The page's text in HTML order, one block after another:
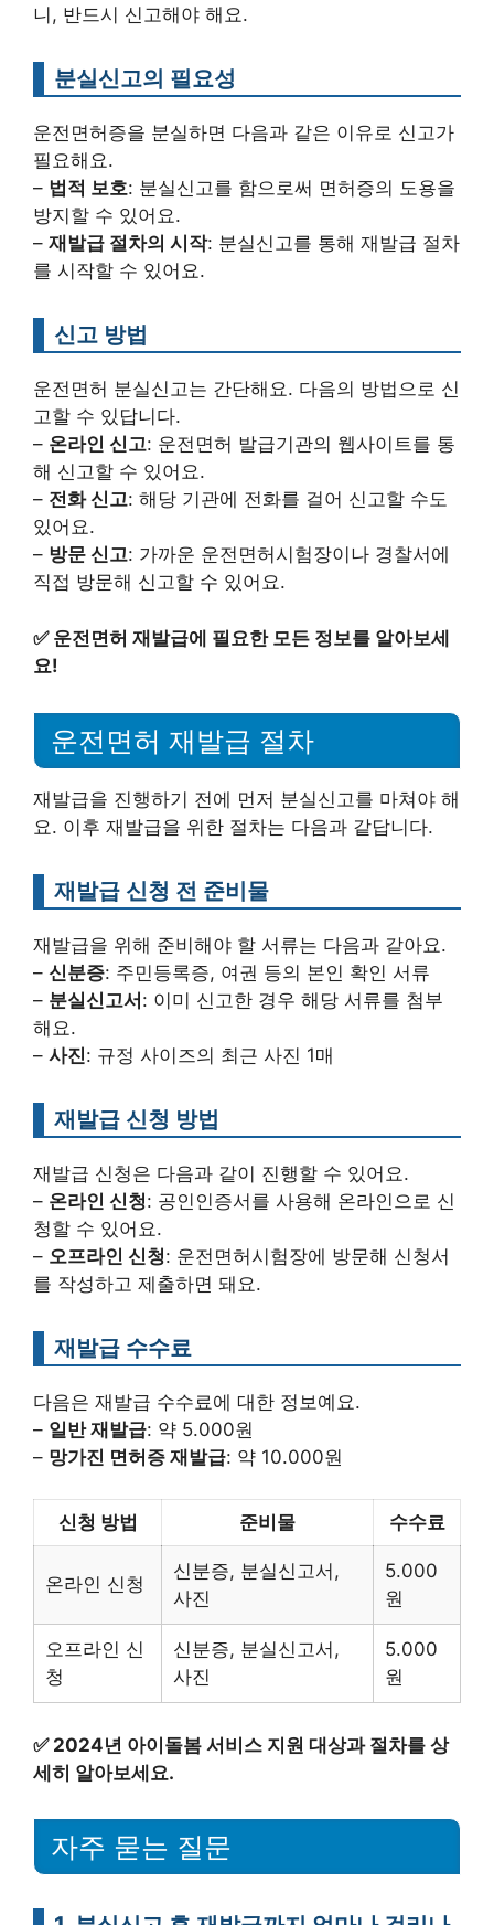
니, 반드시 신고해야 해요.
분실신고의 필요성
운전면허증을 분실하면 다음과 같은 이유로 신고가
필요해요.
– 법적 보호: 분실신고를 함으로써 면허증의 도용을
방지할 수 있어요.
– 재발급 절차의 시작: 분실신고를 통해 재발급 절차
를 시작할 수 있어요.
신고 방법
운전면허 분실신고는 간단해요. 다음의 방법으로 신
고할 수 있답니다.
– 온라인 신고: 운전면허 발급기관의 웹사이트를 통
해 신고할 수 있어요.
– 전화 신고: 해당 기관에 전화를 걸어 신고할 수도
있어요.
– 방문 신고: 가까운 운전면허시험장이나 경찰서에
직접 방문해 신고할 수 있어요.
✅ 운전면허 재발급에 필요한 모든 정보를 알아보세
요!
운전면허 재발급 절차
재발급을 진행하기 전에 먼저 분실신고를 마쳐야 해
요. 이후 재발급을 위한 절차는 다음과 같답니다.
재발급 신청 전 준비물
재발급을 위해 준비해야 할 서류는 다음과 같아요.
– 신분증: 주민등록증, 여권 등의 본인 확인 서류
– 분실신고서: 이미 신고한 경우 해당 서류를 첨부
해요.
– 사진: 규정 사이즈의 최근 사진 1매
재발급 신청 방법
재발급 신청은 다음과 같이 진행할 수 있어요.
– 온라인 신청: 공인인증서를 사용해 온라인으로 신
청할 수 있어요.
– 오프라인 신청: 운전면허시험장에 방문해 신청서
를 작성하고 제출하면 돼요.
재발급 수수료
다음은 재발급 수수료에 대한 정보예요.
– 일반 재발급: 약 5.000원
– 망가진 면허증 재발급: 약 10.000원
신청 방법 준비물 수수료
온라인 신청
신분증, 분실신고서,
사진
5.000
원
오프라인 신
청
신분증, 분실신고서,
사진
5.000
원
✅ 2024년 아이돌봄 서비스 지원 대상과 절차를 상
세히 알아보세요.
자주 묻는 질문